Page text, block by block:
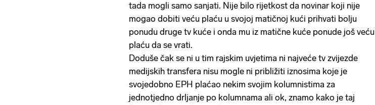
tada mogli samo sanjati. Nije bilo rijetkost da novinar koji nije
mogao dobiti veću plaću u svojoj matičnoj kući prihvati bolju
ponudu druge tv kuće i onda mu iz matične kuće ponude još veću
plaću da se vrati.
Doduše čak se ni u tim rajskim uvjetima ni najveće tv zvijezde
medijskih transfera nisu mogle ni približiti iznosima koje je
svojedobno EPH plaćao nekim svojim kolumnistima za
jednotjedno drljanje po kolumnama ali ok, znamo kako je taj